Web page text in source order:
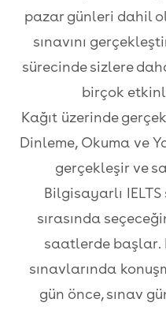
pazar günleri dahil
sınavını
sürecinde sizlere
birçok
Kağıt üzerinde
Dinleme, Okuma ve
gerçekleşir ve
Bilgisayarlı IELTS
sırasında
saatlerde başlar.
sınavlarında
gün önce, sınav